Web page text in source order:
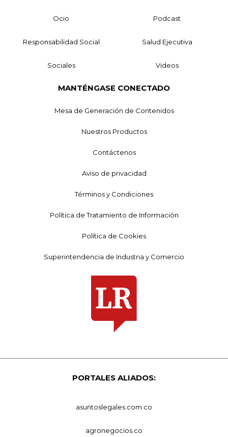
Ocio Podcast
Responsabilidad Social Salud Ejecutiva
Sociales Videos
MANTÉNGASE CONECTADO
Mesa de Generación de Contenidos
Nuestros Productos
Contáctenos
Aviso de privacidad
Términos y Condiciones
Política de Tratamiento de Información
Política de Cookies
Superintendencia de Industria y Comercio
PORTALES ALIADOS:
asuntoslegales.com.co
agronegocios.co